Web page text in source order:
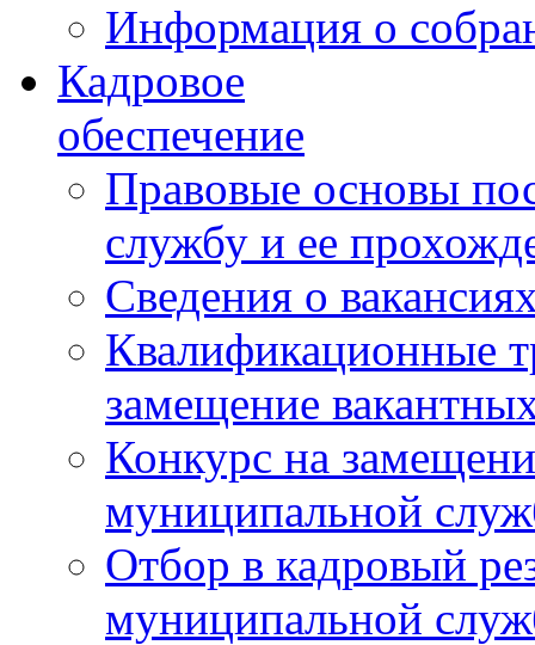
Информация о
Кадровое
обеспечение
Правовые основы
службу и ее
Сведения о
Квалификационные
замещение
Конкурс на
муниципальной
Отбор в кадровый
муниципальной